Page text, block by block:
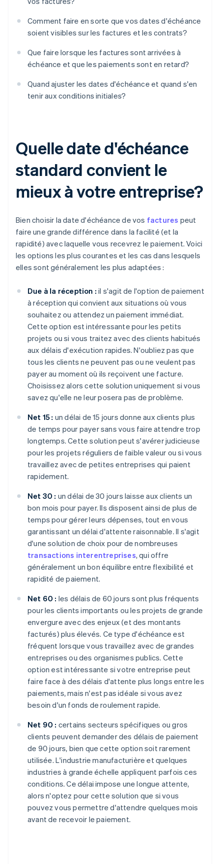
Comment faire en sorte que vos dates d'échéance
soient visibles sur les factures et les contrats?
Que faire lorsque les factures sont arrivées à
échéance et que les paiements sont en retard?
Quand ajuster les dates d'échéance et quand s'en
tenir aux conditions initiales?
Quelle date d'échéance
standard convient le
mieux à votre entreprise?
Bien choisir la date d'échéance de vos factures peut
faire une grande différence dans la facilité (et la
rapidité) avec laquelle vous recevrez le paiement. Voici
les options les plus courantes et les cas dans lesquels
elles sont généralement les plus adaptées :
Due à la réception : il s'agit de l'option de paiement
à réception qui convient aux situations où vous
souhaitez ou attendez un paiement immédiat.
Cette option est intéressante pour les petits
projets ou si vous traitez avec des clients habitués
aux délais d'exécution rapides. N'oubliez pas que
tous les clients ne peuvent pas ou ne veulent pas
payer au moment où ils reçoivent une facture.
Choisissez alors cette solution uniquement si vous
savez qu'elle ne leur posera pas de problème.
Net 15 : un délai de 15 jours donne aux clients plus
de temps pour payer sans vous faire attendre trop
longtemps. Cette solution peut s'avérer judicieuse
pour les projets réguliers de faible valeur ou si vous
travaillez avec de petites entreprises qui paient
rapidement.
Net 30 : un délai de 30 jours laisse aux clients un
bon mois pour payer. Ils disposent ainsi de plus de
temps pour gérer leurs dépenses, tout en vous
garantissant un délai d'attente raisonnable. Il s'agit
d'une solution de choix pour de nombreuses
transactions interentreprises, qui offre
généralement un bon équilibre entre flexibilité et
rapidité de paiement.
Net 60 : les délais de 60 jours sont plus fréquents
pour les clients importants ou les projets de grande
envergure avec des enjeux (et des montants
facturés) plus élevés. Ce type d'échéance est
fréquent lorsque vous travaillez avec de grandes
entreprises ou des organismes publics. Cette
option est intéressante si votre entreprise peut
faire face à des délais d'attente plus longs entre les
paiements, mais n'est pas idéale si vous avez
besoin d'un fonds de roulement rapide.
Net 90 : certains secteurs spécifiques ou gros
clients peuvent demander des délais de paiement
de 90 jours, bien que cette option soit rarement
utilisée. L'industrie manufacturière et quelques
industries à grande échelle appliquent parfois ces
conditions. Ce délai impose une longue attente,
alors n'optez pour cette solution que si vous
pouvez vous permettre d'attendre quelques mois
avant de recevoir le paiement.